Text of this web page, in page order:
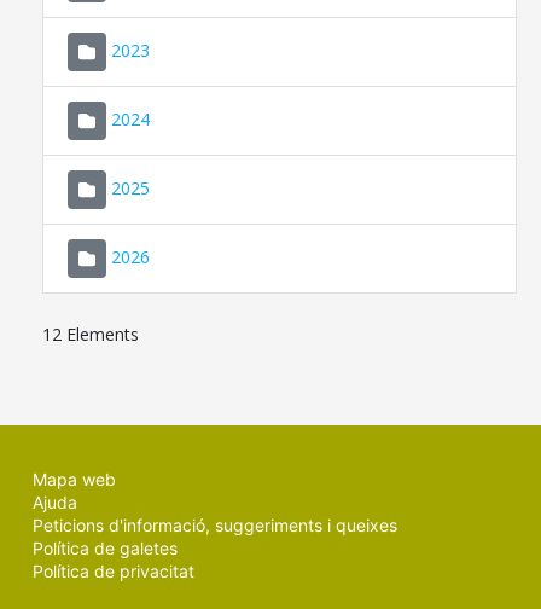
2023
2024
2025
2026
12 Elements
Mapa web
Ajuda
Peticions d'informació, suggeriments i queixes
Política de galetes
Política de privacitat